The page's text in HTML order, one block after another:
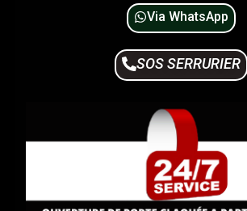
Via WhatsApp
SOS SERRURIER